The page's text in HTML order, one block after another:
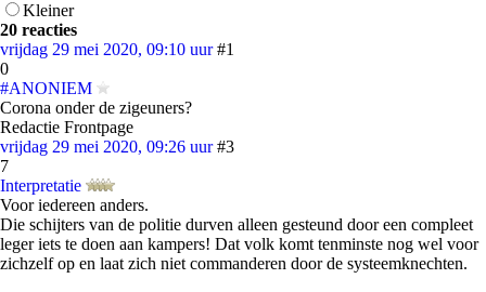
Kleiner
20 reacties
vrijdag 29 mei 2020, 09:10 uur #1
0
#ANONIEM
Corona onder de zigeuners?
Redactie Frontpage
vrijdag 29 mei 2020, 09:26 uur #3
7
Interpretatie
Voor iedereen anders.
Die schijters van de politie durven alleen gesteund door een compleet
leger iets te doen aan kampers! Dat volk komt tenminste nog wel voor
zichzelf op en laat zich niet commanderen door de systeemknechten.